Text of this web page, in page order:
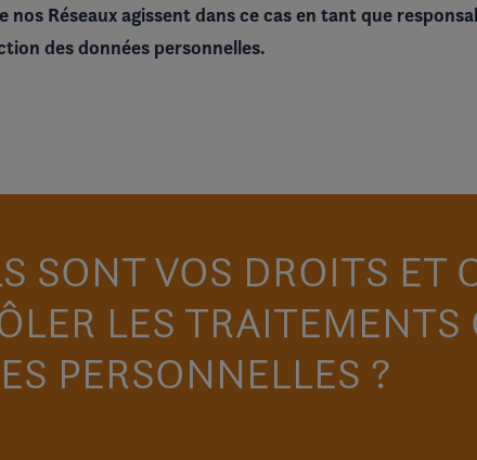
nos Réseaux agissent dans ce cas en tant que
des données personnelles.
SONT VOS DROITS ET
LES
PERSONNELLES ?